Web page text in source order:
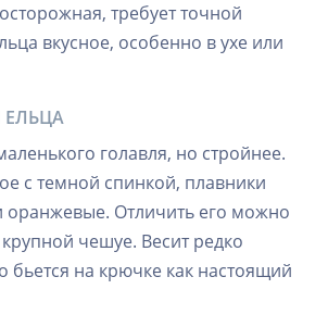
требует точной
вкусное, особенно в ухе или
голавля, но стройнее.
с темной спинкой, плавники
оранжевые. Отличить его можно
чешуе. Весит редко
бьется на крючке как настоящий